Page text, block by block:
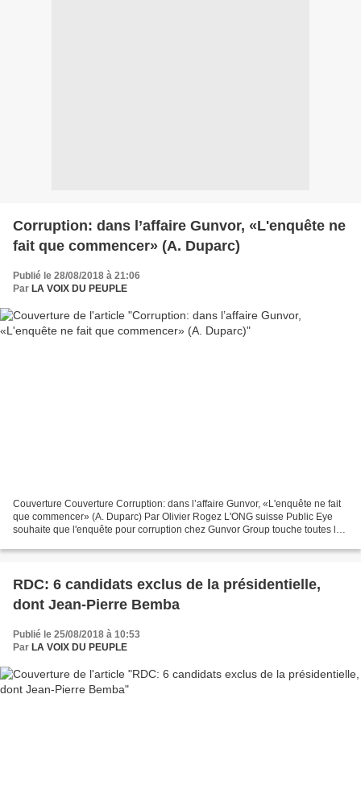
Corruption: dans l’affaire Gunvor, «L'enquête ne
fait que commencer» (A. Duparc)
Publié le 28/08/2018 à 21:06
Par LA VOIX DU PEUPLE
Couverture Couverture Corruption: dans l’affaire Gunvor, «L'enquête ne fait
que commencer» (A. Duparc) Par Olivier Rogez L'ONG suisse Public Eye
souhaite que l'enquête pour corruption chez Gunvor Group touche toutes les
RDC: 6 candidats exclus de la présidentielle,
dont Jean-Pierre Bemba
Publié le 25/08/2018 à 10:53
Par LA VOIX DU PEUPLE